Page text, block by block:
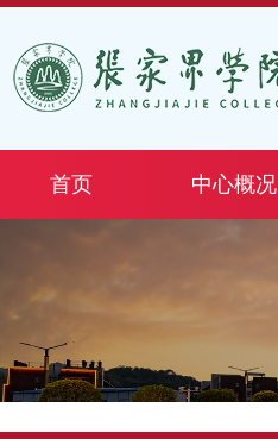
首页 中心概况